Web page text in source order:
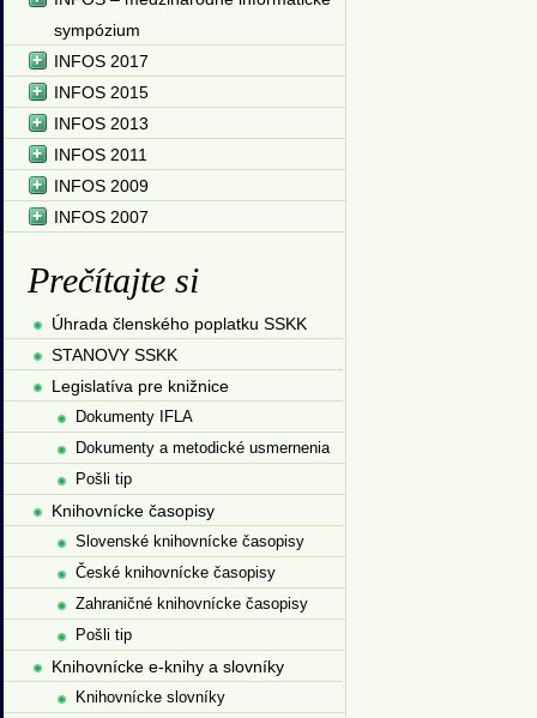
sympózium
INFOS 2017
INFOS 2015
INFOS 2013
INFOS 2011
INFOS 2009
INFOS 2007
Prečítajte si
Úhrada členského poplatku SSKK
STANOVY SSKK
Legislatíva pre knižnice
Dokumenty IFLA
Dokumenty a metodické usmernenia
Pošli tip
Knihovnícke časopisy
Slovenské knihovnícke časopisy
České knihovnícke časopisy
Zahraničné knihovnícke časopisy
Pošli tip
Knihovnícke e-knihy a slovníky
Knihovnícke slovníky